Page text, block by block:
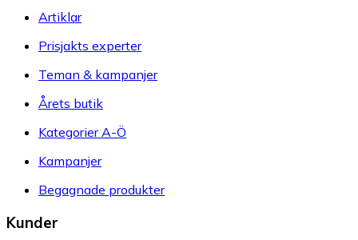
Artiklar
Prisjakts experter
Teman & kampanjer
Årets butik
Kategorier A-Ö
Kampanjer
Begagnade produkter
Kunder